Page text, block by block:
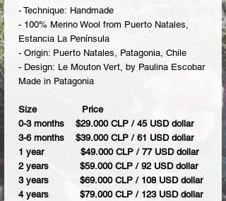
- Technique: Handmade
- 100% Merino Wool from Puerto Natales,
Estancia La Península
- Origin: Puerto Natales, Patagonia, Chile
- Design: Le Mouton Vert, by Paulina Escobar
Made in Patagonia
Size Price
0-3 months $29.000 CLP / 45 USD dollar
3-6 months $39.000 CLP / 61 USD dollar
1 year $49.000 CLP / 77 USD dollar
2 years $59.000 CLP / 92 USD dollar
3 years $69.000 CLP / 108 USD dollar
4 years $79.000 CLP / 123 USD dollar